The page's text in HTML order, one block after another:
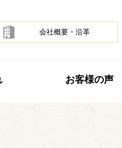
会社概要・沿革
お客様の声